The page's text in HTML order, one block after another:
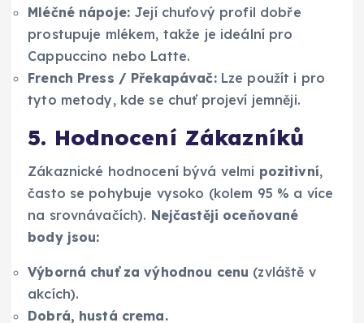
Mléčné nápoje: Její chuťový profil dobře
prostupuje mlékem, takže je ideální pro
Cappuccino nebo Latte.
French Press / Překapávač:Lze použít i pro
tyto metody, kde se chuť projeví jemněji.
5. Hodnocení Zákazníků
Zákaznické hodnocení bývá velmi pozitivní,
často se pohybuje vysoko (kolem 95 % a více
na srovnávačích). Nejčastěji oceňované
body jsou:
Výborná chuť za výhodnou cenu (zvláště v
akcích).
Dobrá, hustá crema.